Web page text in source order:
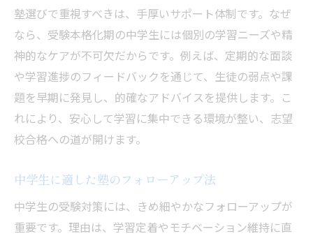
塾選びで重視すべきは、手厚いサポート体制です。なぜ
なら、受験本格化期の中学生には個別の学習ニーズや精
神的なケアが不可欠だからです。例えば、定期的な面談
や学習進捗のフィードバックを通じて、生徒の弱点や課
題を早期に発見し、的確なアドバイスを提供します。こ
れにより、安心して学習に集中できる環境が整い、志望
校合格への道が開けます。
中学生に適した塾のフォローアップ法
中学生の受験対策には、きめ細やかなフォローアップが
重要です。理由は、学習定着やモチベーション維持に直